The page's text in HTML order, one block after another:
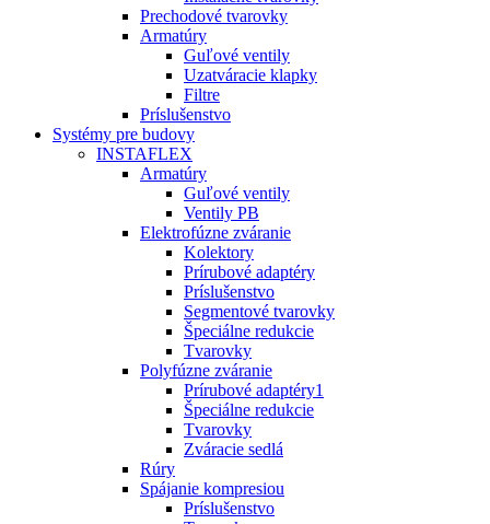
Prechodové tvarovky
Armatúry
Guľové ventily
Uzatváracie klapky
Filtre
Príslušenstvo
Systémy pre budovy
INSTAFLEX
Armatúry
Guľové ventily
Ventily PB
Elektrofúzne zváranie
Kolektory
Prírubové adaptéry
Príslušenstvo
Segmentové tvarovky
Špeciálne redukcie
Tvarovky
Polyfúzne zváranie
Prírubové adaptéry1
Špeciálne redukcie
Tvarovky
Zváracie sedlá
Rúry
Spájanie kompresiou
Príslušenstvo